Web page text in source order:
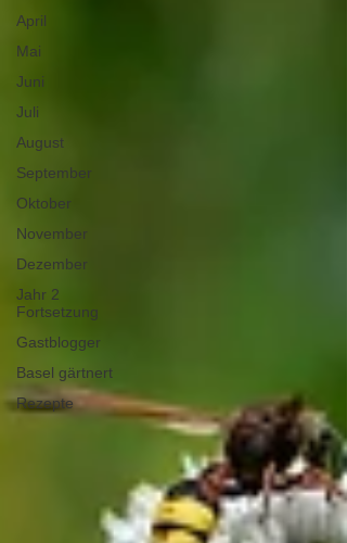
April
Mai
Juni
Juli
August
September
Oktober
November
Dezember
Jahr 2
Fortsetzung
Gastblogger
Basel gärtnert
Rezepte